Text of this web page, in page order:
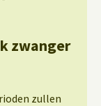
zwanger
zullen